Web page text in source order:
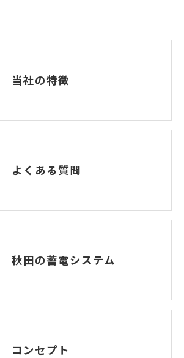
当社の特徴
よくある質問
秋田の蓄電システム
コンセプト